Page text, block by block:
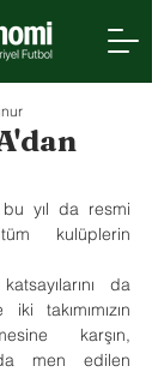
yıl da resmi
kulüplerin
da
takımımızın
karşın,
men edilen